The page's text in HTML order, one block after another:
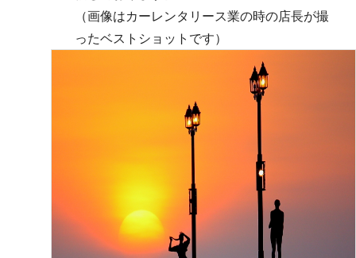
（画像はカーレンタリース業の時の店長が撮
ったベストショットです）